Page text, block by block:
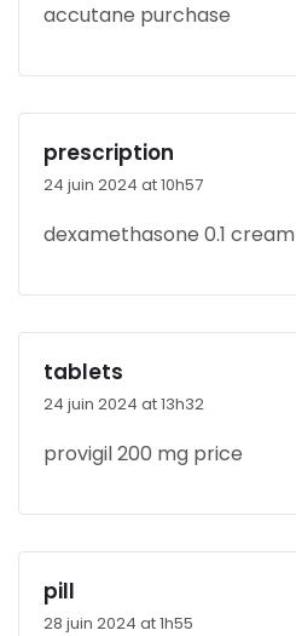
accutane purchase
prescription
24 juin 2024 at 10h57
dexamethasone 0.1 cream
tablets
24 juin 2024 at 13h32
provigil 200 mg price
pill
28 juin 2024 at 1h55